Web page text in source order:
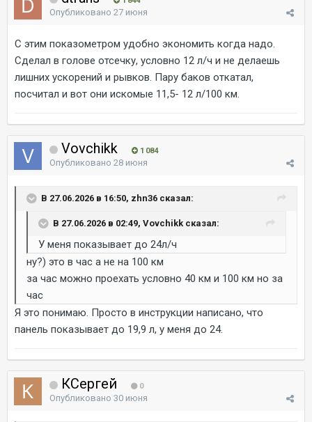
Опубликовано 27 июня
С этим показометром удобно экономить когда надо.
Сделал в голове отсечку, условно 12 л/ч и не делаешь
лишних ускорений и рывков. Пару баков откатал,
посчитал и вот они искомые 11,5- 12 л/100 км.
Vovchikk 1 084
Опубликовано 28 июня
В 27.06.2026 в 16:50, zhn36 сказал:
В 27.06.2026 в 02:49, Vovchikk сказал:
У меня показывает до 24л/ч
ну?) это в час а не на 100 км
за час можно проехать условно 40 км и 100 км но за
час
Я это понимаю. Просто в инструкции написано, что
панель показывает до 19,9 л, у меня до 24.
КСергей 0
Опубликовано 30 июня